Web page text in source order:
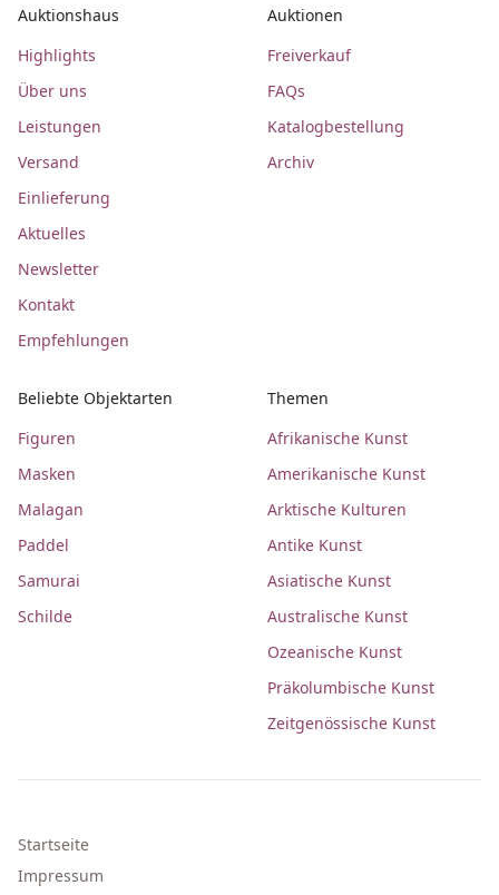
Auktionshaus
Highlights
Über uns
Leistungen
Versand
Einlieferung
Aktuelles
Newsletter
Kontakt
Empfehlungen
Auktionen
Freiverkauf
FAQs
Katalogbestellung
Archiv
Beliebte Objektarten
Figuren
Masken
Malagan
Paddel
Samurai
Schilde
Themen
Afrikanische Kunst
Amerikanische Kunst
Arktische Kulturen
Antike Kunst
Asiatische Kunst
Australische Kunst
Ozeanische Kunst
Präkolumbische Kunst
Zeitgenössische Kunst
Startseite
Impressum